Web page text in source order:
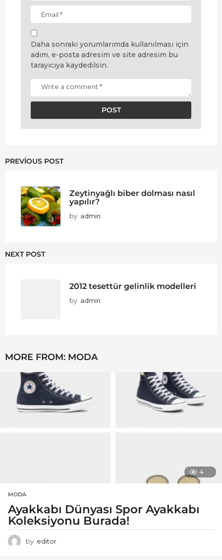
Daha sonraki yorumlarımda kullanılması için
adım, e-posta adresim ve site adresim bu
tarayıcıya kaydedilsin.
PREVIOUS POST
Zeytinyağlı biber dolması nasıl
yapılır?
by admin
NEXT POST
2012 tesettür gelinlik modelleri
by admin
MORE FROM: MODA
4
MODA
Ayakkabı Dünyası Spor Ayakkabı
Koleksiyonu Burada!
by editor